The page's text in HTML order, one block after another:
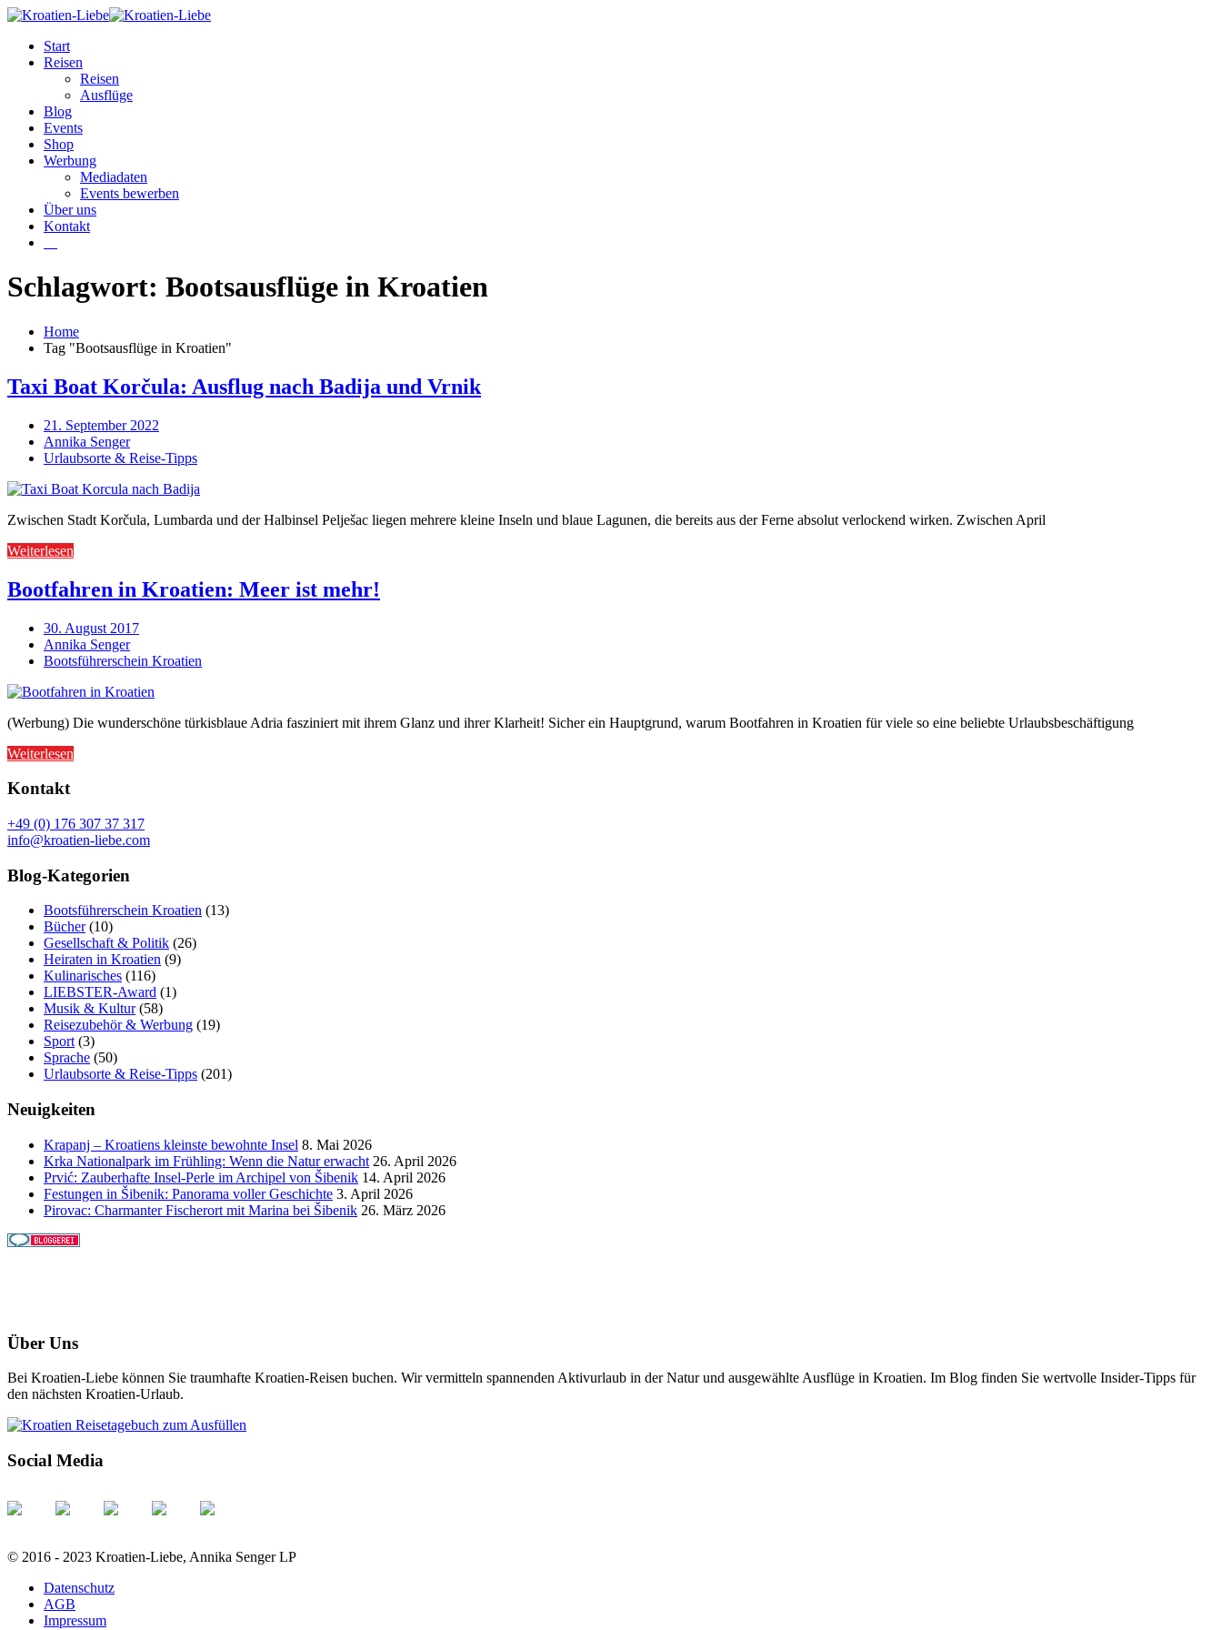
Start
Reisen
Reisen
Ausflüge
Blog
Events
Shop
Werbung
Mediadaten
Events bewerben
Über uns
Kontakt
Schlagwort: Bootsausflüge in Kroatien
Home
Tag "Bootsausflüge in Kroatien"
Taxi Boat Korčula: Ausflug nach Badija und Vrnik
21. September 2022
Annika Senger
Urlaubsorte & Reise-Tipps
Zwischen Stadt Korčula, Lumbarda und der Halbinsel Pelješac liegen mehrere kleine Inseln und blaue Lagunen, die bereits aus der Ferne absolut verlockend wirken. Zwischen April
Weiterlesen
Bootfahren in Kroatien: Meer ist mehr!
30. August 2017
Annika Senger
Bootsführerschein Kroatien
(Werbung) Die wunderschöne türkisblaue Adria fasziniert mit ihrem Glanz und ihrer Klarheit! Sicher ein Hauptgrund, warum Bootfahren in Kroatien für viele so eine beliebte Urlaubsbeschäftigung
Weiterlesen
Kontakt
+49 (0) 176 307 37 317
info@kroatien-liebe.com
Blog-Kategorien
Bootsführerschein Kroatien (13)
Bücher(10)
Gesellschaft & Politik (26)
Heiraten in Kroatien (9)
Kulinarisches (116)
LIEBSTER-Award (1)
Musik & Kultur(58)
Reisezubehör & Werbung (19)
Sport (3)
Sprache (50)
Urlaubsorte & Reise-Tipps (201)
Neuigkeiten
Krapanj – Kroatiens kleinste bewohnte Insel 8. Mai 2026
Krka Nationalpark im Frühling: Wenn die Natur erwacht 26. April 2026
Prvić: Zauberhafte Insel-Perle im Archipel von Šibenik 14. April 2026
Festungen in Šibenik: Panorama voller Geschichte 3. April 2026
Pirovac: Charmanter Fischerort mit Marina bei Šibenik 26. März 2026
Über Uns
Bei Kroatien-Liebe können Sie traumhafte Kroatien-Reisen buchen. Wir vermitteln spannenden Aktivurlaub in der Natur und ausgewählte Ausflüge in Kroatien. Im Blog finden Sie wertvolle Insider-Tipps für
den nächsten Kroatien-Urlaub.
Social Media
© 2016 - 2023 Kroatien-Liebe, Annika Senger LP
Datenschutz
AGB
Impressum